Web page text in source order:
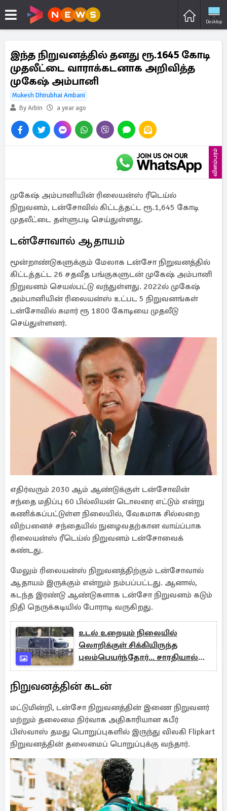
Desktop
இந்த நிறுவனத்தில் தனது ரூ.1645 கோடி
முதலீட்டை வாராக்கடனாக அறிவித்த
முகேஷ் அம்பானி
Mukesh Dhirubhai Ambani
By Arbin
a year ago
விளம்பரம்
முகேஷ் அம்பானியின் ரிலையன்ஸ் ரீடெய்ல்
நிறுவனம், டன்சோவில் கிட்டத்தட்ட ரூ.1,645 கோடி
முதலீட்டை தள்ளுபடி செய்துள்ளது.
டன்சோவால் ஆதாயம்
மூன்றாண்டுகளுக்கும் மேலாக டன்சோ நிறுவனத்தில்
கிட்டத்தட்ட 26 சதவீத பங்குகளுடன் முகேஷ் அம்பானி
நிறுவனம் செயல்பட்டு வந்துள்ளது. 2022ல் முகேஷ்
அம்பானியின் ரிலையன்ஸ் உட்பட 5 நிறுவனங்கள்
டன்சோவில் சுமார் ரூ 1800 கோடியை முதலீடு
செய்துள்ளனர்.
எதிர்வரும் 2030 ஆம் ஆண்டுக்குள் டன்சோவின்
சந்தை மதிப்பு 60 பில்லியன் டொலரை எட்டும் என்று
கணிக்கப்பட்டுள்ள நிலையில், வேகமாக சில்லறை
விற்பனைச் சந்தையில் நுழைவதற்கான வாய்ப்பாக
ரிலையன்ஸ் ரீடெய்ல் நிறுவனம் டன்சோவைக்
கண்டது.
மேலும் ரிலையன்ஸ் நிறுவனத்திற்கும் டன்சோவால்
ஆதாயம் இருக்கும் என்றும் நம்பப்பட்டது. ஆனால்,
கடந்த இரண்டு ஆண்டுகளாக டன்சோ நிறுவனம் கடும்
நிதி நெருக்கடியில் போராடி வருகிறது.
உடல் உறையும் நிலையில்
லொறிக்குள் சிக்கியிருந்த
புலம்பெயர்ந்தோர்... சாரதியால்
அம்பலமான கொடூரம்
நிறுவனத்தின் கடன்
மட்டுமின்றி, டன்சோ நிறுவனத்தின் இணை நிறுவனர்
மற்றும் தலைமை நிர்வாக அதிகாரியான கபீர்
பிஸ்வாஸ் தமது பொறுப்புகளில் இருந்து விலகி Flipkart
நிறுவனத்தின் தலைமைப் பொறுப்புக்கு வந்தார்.